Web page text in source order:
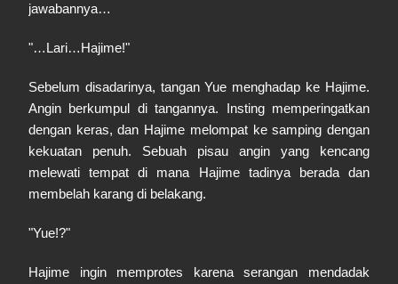
jawabannya…
"…Lari…Hajime!"
Sebelum disadarinya, tangan Yue menghadap ke Hajime.
Angin berkumpul di tangannya. Insting memperingatkan
dengan keras, dan Hajime melompat ke samping dengan
kekuatan penuh. Sebuah pisau angin yang kencang
melewati tempat di mana Hajime tadinya berada dan
membelah karang di belakang.
"Yue!?"
Hajime ingin memprotes karena serangan mendadak